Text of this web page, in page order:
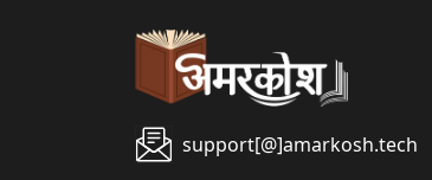
support[@]amarkosh.tech